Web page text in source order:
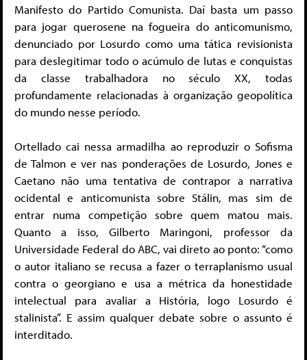
Manifesto do Partido Comunista. Daí basta um passo
para jogar querosene na fogueira do anticomunismo,
denunciado por Losurdo como uma tática revisionista
para deslegitimar todo o acúmulo de lutas e conquistas
da classe trabalhadora no século XX, todas
profundamente relacionadas à organização geopolítica
do mundo nesse período.
Ortellado cai nessa armadilha ao reproduzir o Sofisma
de Talmon e ver nas ponderações de Losurdo, Jones e
Caetano não uma tentativa de contrapor a narrativa
ocidental e anticomunista sobre Stálin, mas sim de
entrar numa competição sobre quem matou mais.
Quanto a isso, Gilberto Maringoni, professor da
Universidade Federal do ABC, vai direto ao ponto: “como
o autor italiano se recusa a fazer o terraplanismo usual
contra o georgiano e usa a métrica da honestidade
intelectual para avaliar a História, logo Losurdo é
stalinista”. E assim qualquer debate sobre o assunto é
interditado.